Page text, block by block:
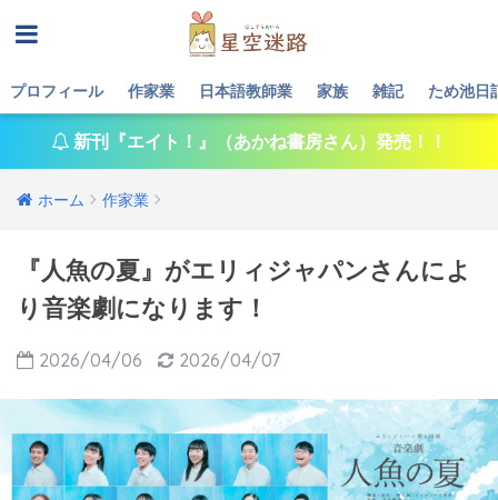
プロフィール 作家業 日本語教師業 家族 雑記 ため池日
新刊『エイト！』（あかね書房さん）発売！！
ホーム 作家業
『人魚の夏』がエリィジャパンさんによ
り音楽劇になります！
2026/04/06 2026/04/07